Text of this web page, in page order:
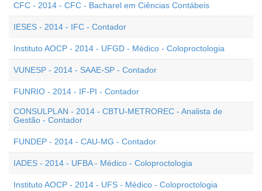
CFC - 2014 - CFC - Bacharel em Ciências Contábeis
IESES - 2014 - IFC - Contador
Instituto AOCP - 2014 - UFGD - Médico - Coloproctologia
VUNESP - 2014 - SAAE-SP - Contador
FUNRIO - 2014 - IF-PI - Contador
CONSULPLAN - 2014 - CBTU-METROREC - Analista de
Gestão - Contador
FUNDEP - 2014 - CAU-MG - Contador
IADES - 2014 - UFBA - Médico - Coloproctologia
Instituto AOCP - 2014 - UFS - Médico - Coloproctologia